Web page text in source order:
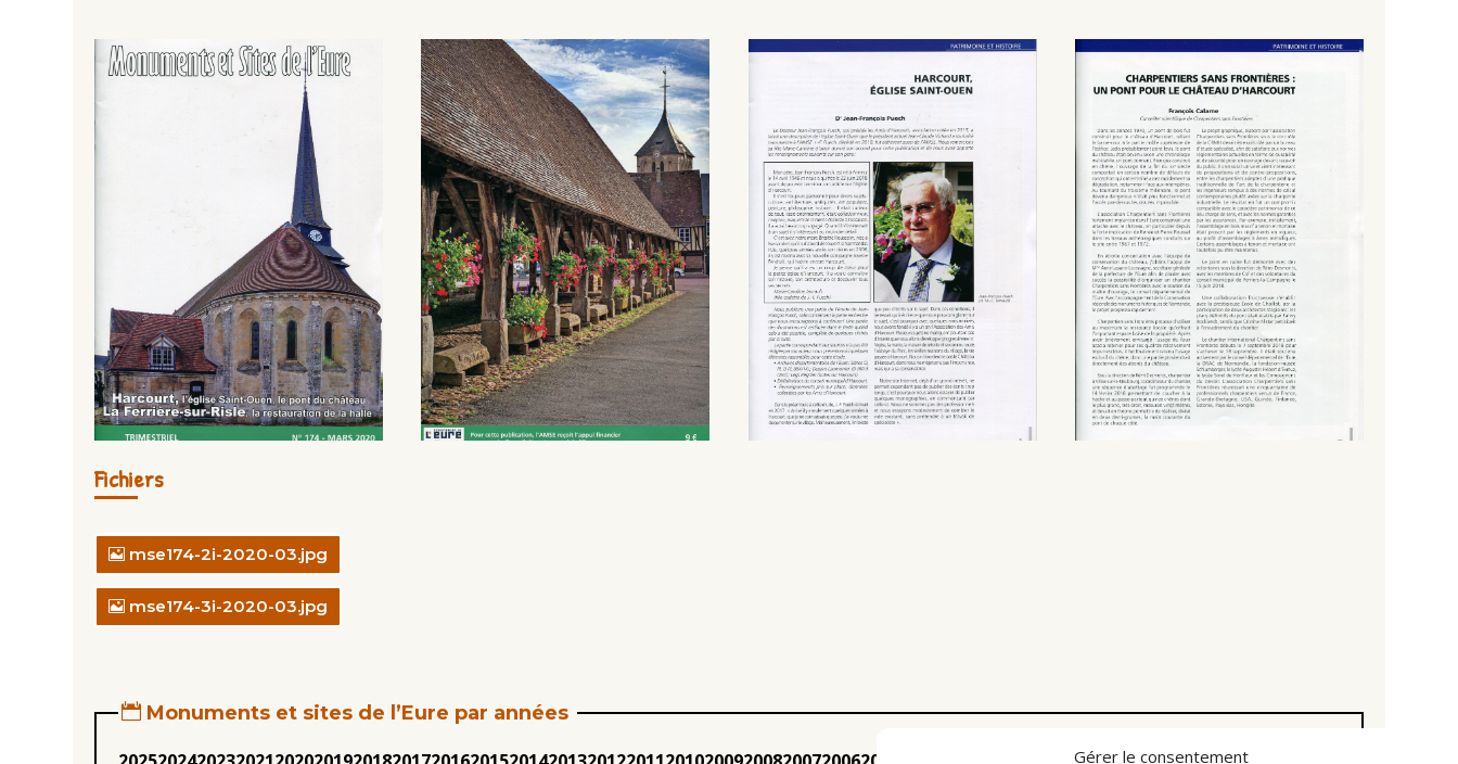
Gérer le consentement
Fichiers
mse174-2i-2020-03.jpg
mse174-3i-2020-03.jpg
Monuments et sites de l’Eure par années